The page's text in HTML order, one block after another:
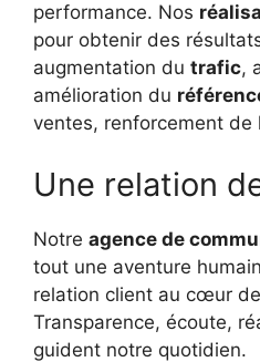
performance. Nos
pour obtenir des
augmentation du trafic,
amélioration du
ventes, renforcement de
Une relation
Notre agence de
tout une aventure
relation client au cœur
Transparence, écoute,
guident notre quotidien.